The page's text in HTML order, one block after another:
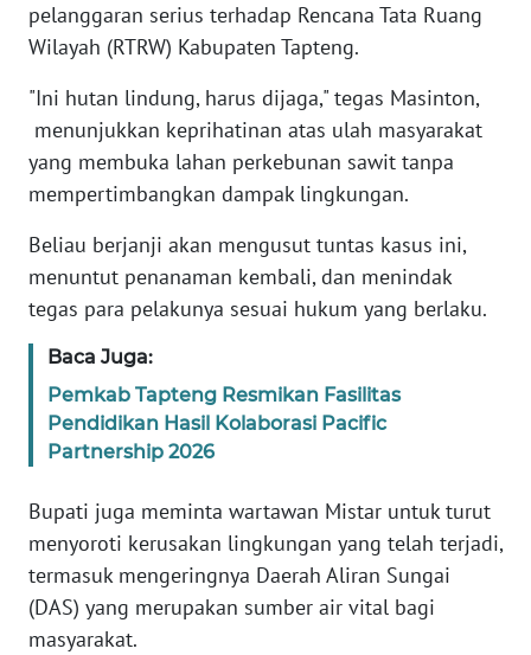
pelanggaran serius terhadap Rencana Tata Ruang
Wilayah (RTRW) Kabupaten Tapteng.
"Ini hutan lindung, harus dijaga," tegas Masinton,
menunjukkan keprihatinan atas ulah masyarakat
yang membuka lahan perkebunan sawit tanpa
mempertimbangkan dampak lingkungan.
Beliau berjanji akan mengusut tuntas kasus ini,
menuntut penanaman kembali, dan menindak
tegas para pelakunya sesuai hukum yang berlaku.
Baca Juga:
Pemkab Tapteng Resmikan Fasilitas
Pendidikan Hasil Kolaborasi Pacific
Partnership 2026
Bupati juga meminta wartawan Mistar untuk turut
menyoroti kerusakan lingkungan yang telah terjadi,
termasuk mengeringnya Daerah Aliran Sungai
(DAS) yang merupakan sumber air vital bagi
masyarakat.
WN
WN
SULBAR
BABEL
WN
WN
SUMSEL
BENGKULU
WN
LAMPUNG